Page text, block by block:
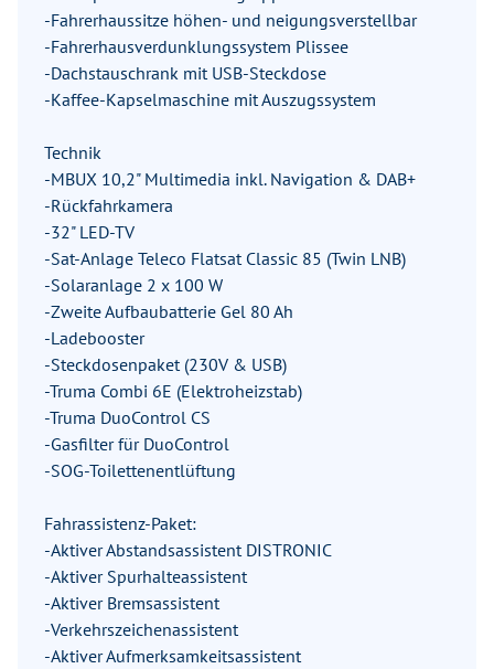
-Fahrerhaussitze höhen- und neigungsverstellbar
-Fahrerhausverdunklungssystem Plissee
-Dachstauschrank mit USB-Steckdose
-Kaffee-Kapselmaschine mit Auszugssystem
Technik
-MBUX 10,2" Multimedia inkl. Navigation & DAB+
-Rückfahrkamera
-32" LED-TV
-Sat-Anlage Teleco Flatsat Classic 85 (Twin LNB)
-Solaranlage 2 x 100 W
-Zweite Aufbaubatterie Gel 80 Ah
-Ladebooster
-Steckdosenpaket (230V & USB)
-Truma Combi 6E (Elektroheizstab)
-Truma DuoControl CS
-Gasfilter für DuoControl
-SOG-Toilettenentlüftung
Fahrassistenz-Paket:
-Aktiver Abstandsassistent DISTRONIC
-Aktiver Spurhalteassistent
-Aktiver Bremsassistent
-Verkehrszeichenassistent
-Aktiver Aufmerksamkeitsassistent